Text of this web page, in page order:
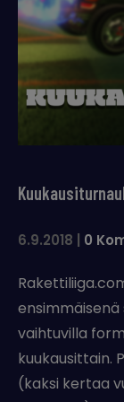
6.9.2018 | 0
vaihtuvilla
kuukausittain.
(kaksi kertaa